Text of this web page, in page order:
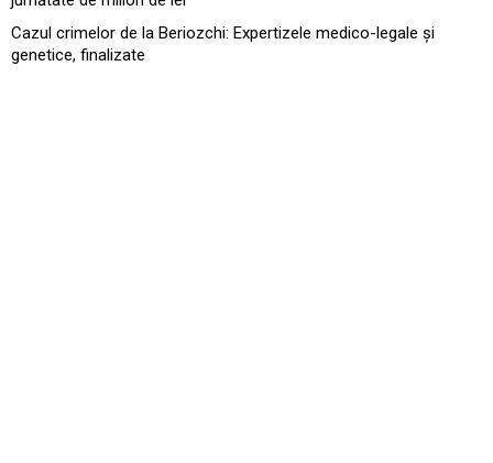
Cazul crimelor de la Beriozchi: Expertizele medico-legale și
genetice, finalizate